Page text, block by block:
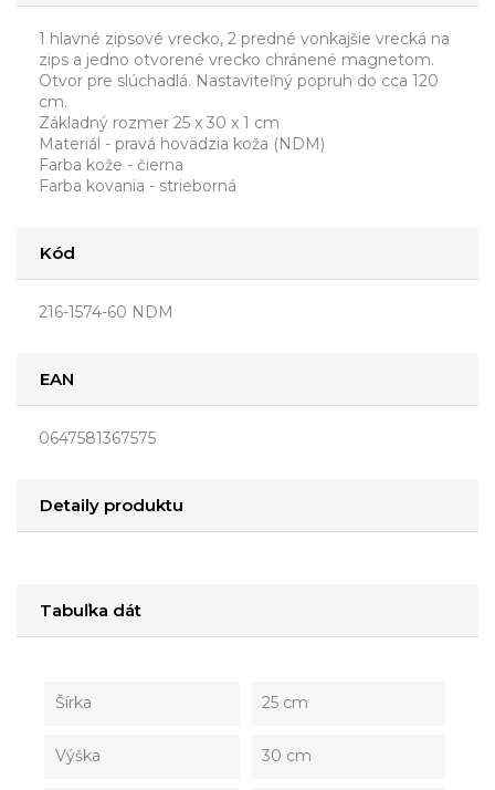
1 hlavné zipsové vrecko, 2 predné vonkajšie vrecká na
zips a jedno otvorené vrecko chránené magnetom.
Otvor pre slúchadlá. Nastaviteľný popruh do cca 120
cm.
Základný rozmer 25 x 30 x 1 cm
Materiál - pravá hovädzia koža (NDM)
Farba kože - čierna
Farba kovania - strieborná
Kód
216-1574-60 NDM
EAN
0647581367575
Detaily produktu
Tabuľka dát
Šírka 25 cm
Výška 30 cm